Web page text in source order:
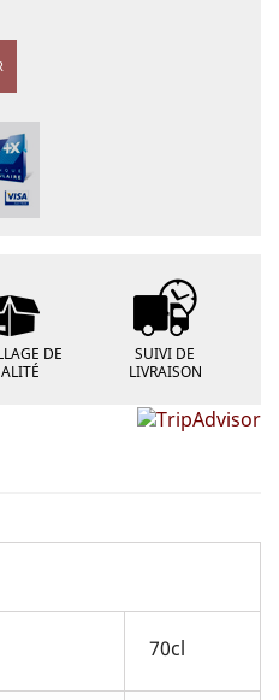
DE
SUIVI DE
LIVRAISON
70cl